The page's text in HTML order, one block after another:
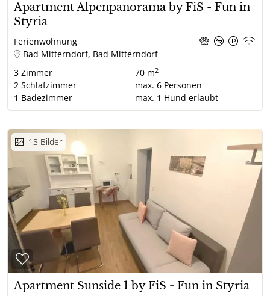
Apartment Alpenpanorama by FiS - Fun in
Styria
Ferienwohnung
Bad Mitterndorf, Bad Mitterndorf
3 Zimmer
2 Schlafzimmer
1 Badezimmer
70 m2
max. 6 Personen
max. 1 Hund erlaubt
13 Bilder
Apartment Sunside 1 by FiS - Fun in Styria